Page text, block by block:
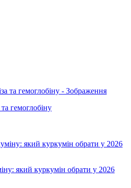
гемоглобіну
який куркумін обрати у 2026